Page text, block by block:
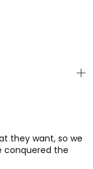
they want, so we
conquered the